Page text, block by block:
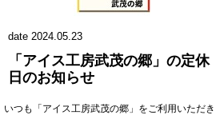
date 2024.05.23
「アイス工房武茂の郷」の定休
日のお知らせ
いつも「アイス工房武茂の郷」をご利用いただき